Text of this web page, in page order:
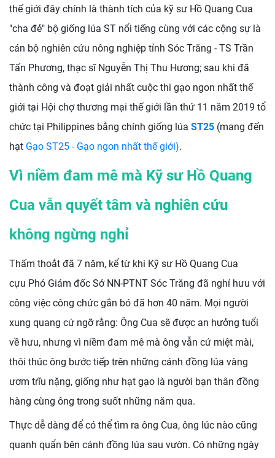
thế giới đây chính là thành tích của kỹ sư Hồ Quang Cua
"cha đẻ" bộ giống lúa ST nổi tiếng cùng với các cộng sự là
cán bộ nghiên cứu nông nghiệp tỉnh Sóc Trăng - TS Trần
Tấn Phương, thạc sĩ Nguyễn Thị Thu Hương; sau khi đã
thành công và đoạt giải nhất cuộc thi gạo ngon nhất thế
giới tại Hội chợ thương mại thế giới lần thứ 11 năm 2019 tổ
chức tại Philippines bằng chính giống lúa ST25 (mang đến
hạt Gạo ST25 - Gạo ngon nhất thế giới).
Vì niềm đam mê mà Kỹ sư Hồ Quang
Cua vẫn quyết tâm và nghiên cứu
không ngừng nghỉ
Thấm thoắt đã 7 năm, kể từ khi Kỹ sư Hồ Quang Cua
cựu Phó Giám đốc Sở NN-PTNT Sóc Trăng đã nghỉ hưu với
công việc công chức gắn bó đã hơn 40 năm. Mọi người
xung quang cứ ngỡ rằng: Ông Cua sẽ được an hưởng tuổi
về hưu, nhưng vì niềm đam mê mà ông vẫn cứ miệt mài,
thôi thúc ông bước tiếp trên những cánh đồng lúa vàng
ươm trĩu nặng, giống như hạt gạo là người bạn thân đồng
hàng cùng ông trong suốt những năm qua.
Thực dễ dàng để có thể tìm ra ông Cua, ông lúc nào cũng
quanh quẩn bên cánh đồng lúa sau vườn. Có những ngày